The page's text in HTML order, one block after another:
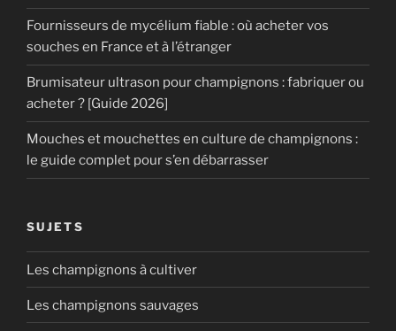
Fournisseurs de mycélium fiable : où acheter vos
souches en France et à l’étranger
Brumisateur ultrason pour champignons : fabriquer ou
acheter ? [Guide 2026]
Mouches et mouchettes en culture de champignons :
le guide complet pour s’en débarrasser
SUJETS
Les champignons à cultiver
Les champignons sauvages